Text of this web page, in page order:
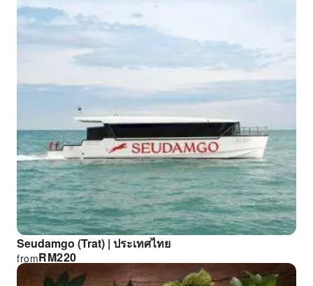
Seudamgo (Trat) | ประเทศไทย
RM220
from